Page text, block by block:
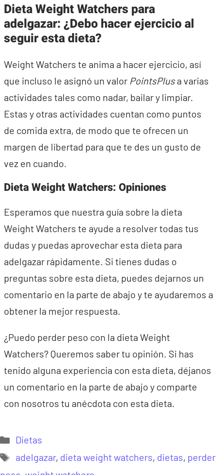
Dieta Weight Watchers para
adelgazar: ¿Debo hacer ejercicio al
seguir esta dieta?
Weight Watchers te anima a hacer ejercicio, así
que incluso le asignó un valor PointsPlusa varias
actividades tales como nadar, bailar y limpiar.
Estas y otras actividades cuentan como puntos
de comida extra, de modo que te ofrecen un
margen de libertad para que te des un gusto de
vez en cuando.
Dieta Weight Watchers: Opiniones
Esperamos que nuestra guía sobre la dieta
Weight Watchers te ayude a resolver todas tus
dudas y puedas aprovechar esta dieta para
adelgazar rápidamente. Si tienes dudas o
preguntas sobre esta dieta, puedes dejarnos un
comentario en la parte de abajo y te ayudaremos a
obtener la mejor respuesta.
¿Puedo perder peso con la dieta Weight
Watchers? Queremos saber tu opinión. Si has
tenido alguna experiencia con esta dieta, déjanos
un comentario en la parte de abajo y comparte
con nosotros tu anécdota con esta dieta.
Categorías
Dietas
Etiquetas
adelgazar, dieta weight watchers, dietas, perder